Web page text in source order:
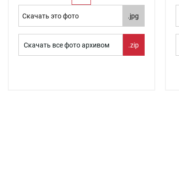
Скачать это фото .jpg
Скачать все фото архивом .zip